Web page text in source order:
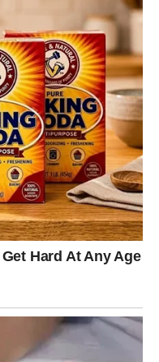
kroz proces
i starih uvjerenja. Ako
u nešto što
da odbacujete.
slobode.
I
Dolazi do novih
vam mogu otvoriti